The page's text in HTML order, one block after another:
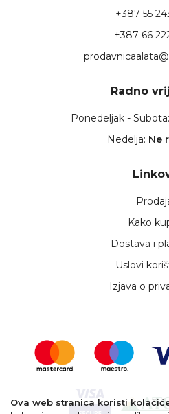
+387 55
+387 66
Radno
Ponedeljak - Subota:
Nedelja: Ne
Kako
Dostava i
Uslovi
Izjava o
Ova web stranica koristi